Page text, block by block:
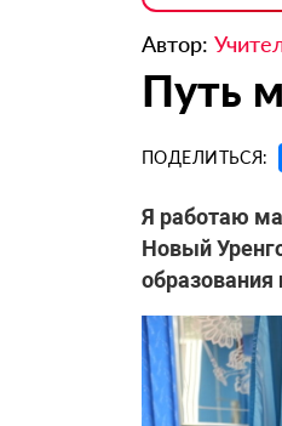
Автор:
Путь
ПОДЕЛИТЬСЯ:
Я работаю
Новый
образования